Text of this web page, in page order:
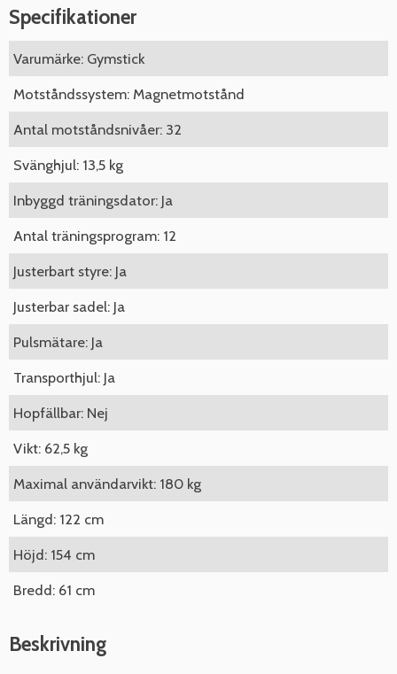
Specifikationer
Varumärke: Gymstick
Motståndssystem: Magnetmotstånd
Antal motståndsnivåer: 32
Svänghjul: 13,5 kg
Inbyggd träningsdator: Ja
Antal träningsprogram: 12
Justerbart styre: Ja
Justerbar sadel: Ja
Pulsmätare: Ja
Transporthjul: Ja
Hopfällbar: Nej
Vikt: 62,5 kg
Maximal användarvikt: 180 kg
Längd: 122 cm
Höjd: 154 cm
Bredd: 61 cm
Beskrivning